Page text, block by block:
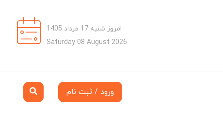
امروز شنبه 17 مرداد 1405
Saturday 08 August 2026
ورود / ثبت نام